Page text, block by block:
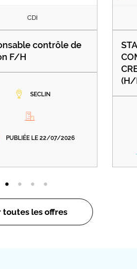
CDI
contrôle de
F/H
SECLIN
PUBLIÉE LE 22/07/2026
(H/
toutes les offres